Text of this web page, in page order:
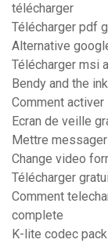
télécharger
Télécharger pdf
Alternative
Télécharger msi
Bendy and the
Comment activer
Ecran de veille
Mettre
Change video
Télécharger
Comment
complete
K-lite codec